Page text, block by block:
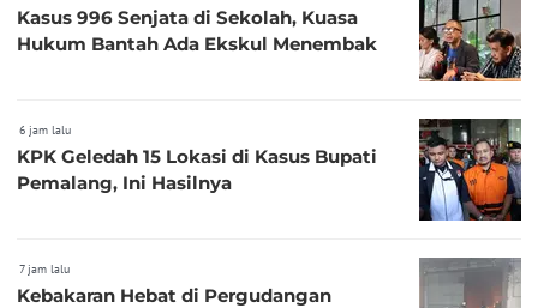
Kasus 996 Senjata di Sekolah, Kuasa
Hukum Bantah Ada Ekskul Menembak
6 jam lalu
KPK Geledah 15 Lokasi di Kasus Bupati
Pemalang, Ini Hasilnya
7 jam lalu
Kebakaran Hebat di Pergudangan